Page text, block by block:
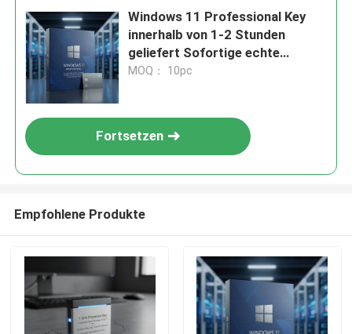
Windows 11 Professional Key
innerhalb von 1-2 Stunden
geliefert Sofortige echte
Aktivierung Windows-Plattform
MOQ： 10pc
Fortsetzen
Empfohlene Produkte